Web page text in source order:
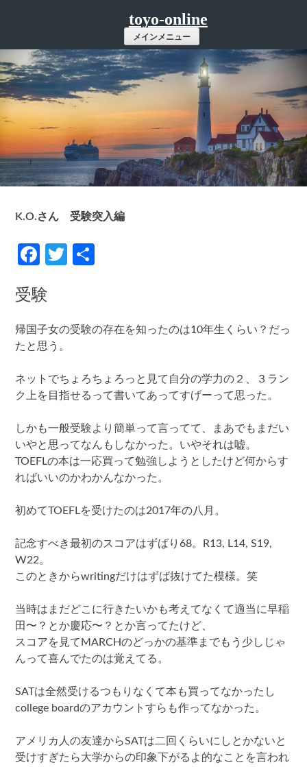
ツ
へ
ス
キ
ッ
プ
toyo-online
メインメニュー
K.O.さん 受験突入編
Facebook
Twitter
受験
帰国子女の受験の存在を知ったのは10年生くらい？だっ
たと思う。
ネットでちょろちょろっと見て自分の学力の２、３ラン
ク上を目指せるって書いてあってすげーって思った。
しかも一般受験より簡単って言ってて、まあでもまだい
いやと思ってなんもしなかった。いやそれは嘘。
TOEFLの本は一応買って勉強しようとしたけど何からす
ればいいのかわかんなかった。
初めてTOEFLを受けたのは2017年の八月。
記念すべき最初のスコアはずばり68。R13, L14, S19,
W22。
このときからwritingだけはずば抜けてた模様。笑
当時はまだどこに行きたいかも考えてなくて適当に早稲
田〜？とか慶応〜？とか言ってたけど、
スコアを見てMARCHのどっかの基準までもう少しじゃ
んって喜んでたのは覚えてる。
SATは全然受けるつもりなくて本も買ってなかったし
college boardのアカウントすらも作ってなかった。
アメリカ人の友達からSATは二回くらいにしとかないと
受けすぎたら大学からの印象下がるよ的なことを言われ